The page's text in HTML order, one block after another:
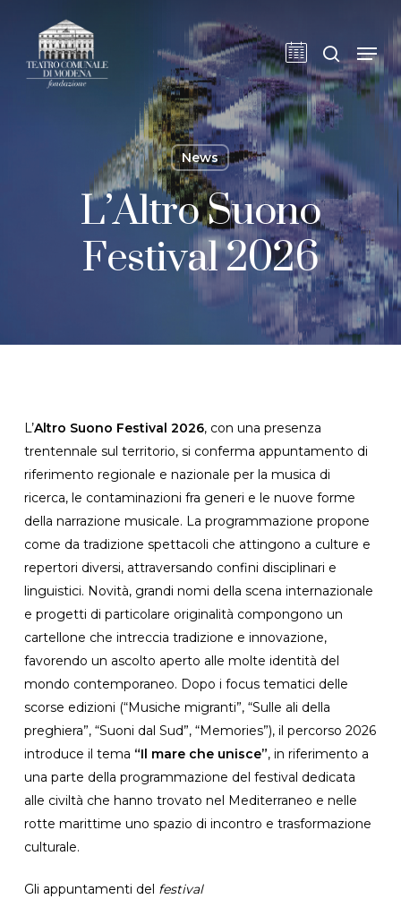
main
content
News
L’Altro Suono
Festival 2026
L’Altro Suono Festival 2026, con una presenza
trentennale sul territorio, si conferma appuntamento di
riferimento regionale e nazionale per la musica di
ricerca, le contaminazioni fra generi e le nuove forme
della narrazione musicale. La programmazione propone
come da tradizione spettacoli che attingono a culture e
repertori diversi, attraversando confini disciplinari e
linguistici. Novità, grandi nomi della scena internazionale
e progetti di particolare originalità compongono un
cartellone che intreccia tradizione e innovazione,
favorendo un ascolto aperto alle molte identità del
mondo contemporaneo. Dopo i focus tematici delle
scorse edizioni (“Musiche migranti”, “Sulle ali della
preghiera”, “Suoni dal Sud”, “Memories”), il percorso 2026
introduce il tema “Il mare che unisce”, in riferimento a
una parte della programmazione del festival dedicata
alle civiltà che hanno trovato nel Mediterraneo e nelle
rotte marittime uno spazio di incontro e trasformazione
culturale.
Gli appuntamenti del festival